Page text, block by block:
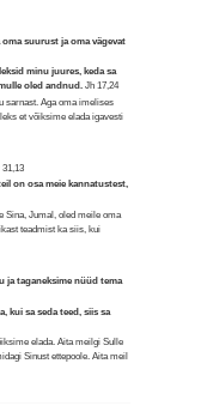
suurust ja oma vägevat
minu juures, keda sa
oled andnud.Jh 17,24
sarnast. Aga oma imelises
et võiksime elada igavesti
31,13
on osa meie kannatustest,
Sina, Jumal, oled meile oma
teadmist ka siis, kui
ja taganeksime nüüd tema
kui sa seda teed, siis sa
elada. Aita meilgi Sulle
Sinust ettepoole. Aita meil